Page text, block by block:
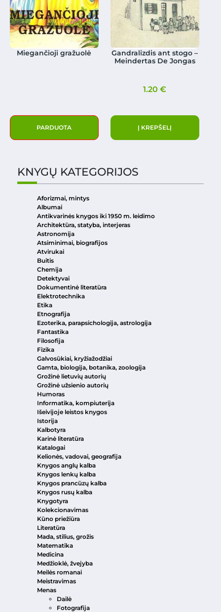
Miegančioji gražuolė
PARDUOTA
Gandralizdis ant stogo –
Meindertas De Jongas
1.20€
Į KREPŠELĮ
KNYGŲ KATEGORIJOS
Aforizmai, mintys
Albumai
Antikvarinės knygos iki 1950 m. leidimo
Architektūra, statyba, interjeras
Astronomija
Atsiminimai, biografijos
Atvirukai
Buitis
Chemija
Detektyvai
Dokumentinė literatūra
Elektrotechnika
Etika
Etnografija
Ezoterika, parapsichologija, astrologija
Fantastika
Filosofija
Fizika
Galvosūkiai, kryžiažodžiai
Gamta, biologija, botanika, zoologija
Grožinė lietuvių autorių
Grožinė užsienio autorių
Humoras
Informatika, kompiuterija
Išeivijoje leistos knygos
Istorija
Kalbotyra
Karinė literatūra
Katalogai
Kelionės, vadovai, geografija
Knygos anglų kalba
Knygos lenkų kalba
Knygos prancūzų kalba
Knygos rusų kalba
Knygotyra
Kolekcionavimas
Kūno priežiūra
Literatūra
Mada, stilius, grožis
Matematika
Medicina
Medžioklė, žvejyba
Meilės romanai
Meistravimas
Menas
Dailė
Fotografija